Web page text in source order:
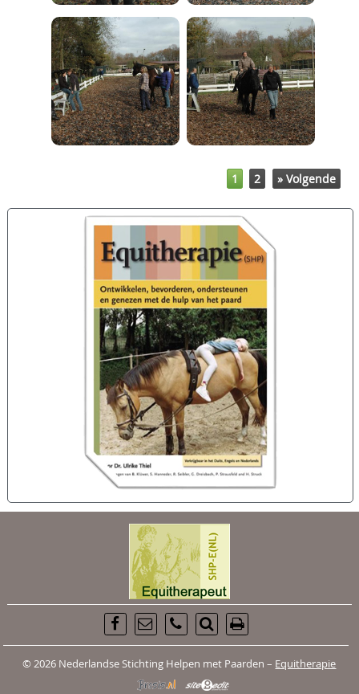
1 2 » Volgende
© 2026 Nederlandse Stichting Helpen met Paarden – Equitherapie